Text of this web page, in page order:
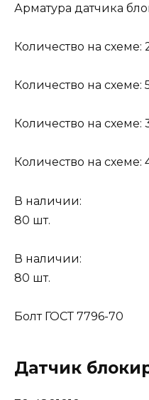
Арматура датчика
Количество на схеме:
Количество на схеме:
Количество на схеме:
Количество на схеме:
В наличии:
80 шт.
В наличии:
80 шт.
Болт ГОСТ 7796-70
Датчик